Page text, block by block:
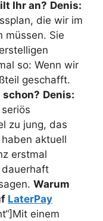
Ihr an? Denis:
die wir im
müssen. Sie
so: Wenn wir
geschafft.
schon? Denis:
zu jung, das
aktuell
erstmal
dauerhaft
Warum
LaterPay
einem